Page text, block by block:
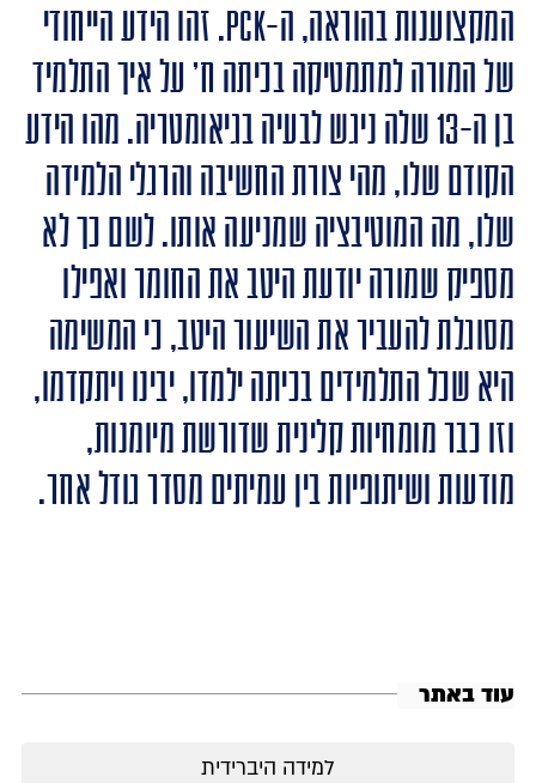
המקצוענות בהוראה, ה-PCK. זהו הידע הייחודי
של המורה למתמטיקה בכיתה ח' על איך התלמיד
בן ה-13 שלה ניגש לבעיה בגיאומטריה. מהו הידע
הקודם שלו, מהי צורת החשיבה והרגלי הלמידה
שלו, מה המוטיבציה שמניעה אותו. לשם כך לא
מספיק שמורה יודעת היטב את החומר ואפילו
מסוגלת להעביר את השיעור היטב, כי המשימה
היא שכל התלמידים בכיתה ילמדו, יבינו ויתקדמו,
וזו כבר מומחיות קלינית שדורשת מיומנות,
מודעות ושיתופיות בין עמיתים מסדר גודל אחר.
עוד באתר
למידה היברידית